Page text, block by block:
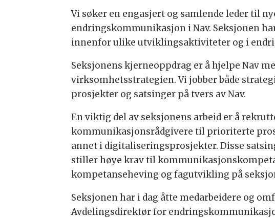
Vi søker en engasjert og samlende leder til
endringskommunikasjon i Nav. Seksjonen
innenfor ulike utviklingsaktiviteter og i
Seksjonens kjerneoppdrag er å hjelpe Nav
virksomhetsstrategien. Vi jobber både
prosjekter og satsinger på tvers av Nav.
En viktig del av seksjonens arbeid er å
kommunikasjonsrådgivere til prioriterte
annet i digitaliseringsprosjekter. Disse
stiller høye krav til
kompetanseheving og fagutvikling på
Seksjonen har i dag åtte medarbeidere og
Avdelingsdirektør for